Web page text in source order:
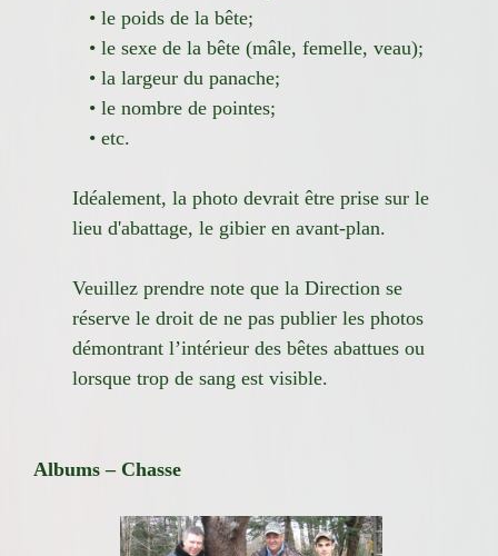
• le poids de la bête;
• le sexe de la bête (mâle, femelle, veau);
• la largeur du panache;
• le nombre de pointes;
• etc.
Idéalement, la photo devrait être prise sur le
lieu d'abattage, le gibier en avant-plan.
Veuillez prendre note que la Direction se
réserve le droit de ne pas publier les photos
démontrant l’intérieur des bêtes abattues ou
lorsque trop de sang est visible.
Albums – Chasse